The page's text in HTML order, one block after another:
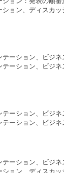
ョン、ディスカッ
ーション、ビジ
ーション、ビジ
ーション、ビジ
ーション、ビジ
ーション、ビジ
ョン、ディスカッ